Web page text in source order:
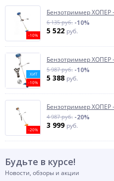
-10%
Бензотриммер ХОПЕР
6 135 руб. -10%
5 522 руб.
ХИТ
-10%
Бензотриммер ХОПЕР
5 987 руб. -10%
5 388 руб.
-20%
Бензотриммер ХОПЕР
4 987 руб. -20%
3 999 руб.
Будьте в курсе!
Новости, обзоры и акции